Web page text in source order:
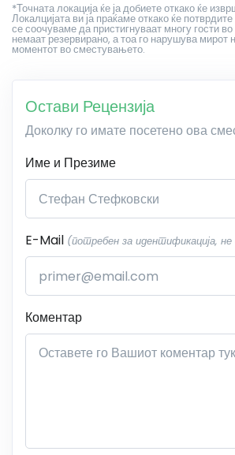
*Точната локација ќе ја добиете откако ќе
Локалцијата ви ја праќаме откако ќе
се соочуваме да пристигнуваат многу гости
немаат резервирано, а тоа го нарушува мирот
моментот во сместувањето.
Остави Рецензија
Доколку го имате посетено ова
Име и Презиме
E-Mail (потребен за идентификација, не
Коментар